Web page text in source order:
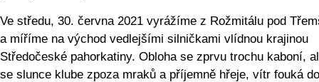
Ve středu, 30. června 2021 vyrážíme z Rožmitálu pod
a míříme na východ vedlejšími silničkami vlídnou krajinou
Středočeské pahorkatiny. Obloha se zprvu trochu kaboní,
se slunce klube zpoza mraků a příjemně hřeje, vítr fouká